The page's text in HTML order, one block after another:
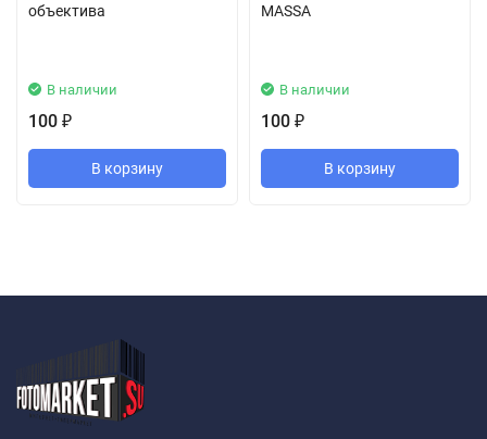
объектива
В наличии
100 ₽
В корзину
MASSA
В наличии
100 ₽
В корзину